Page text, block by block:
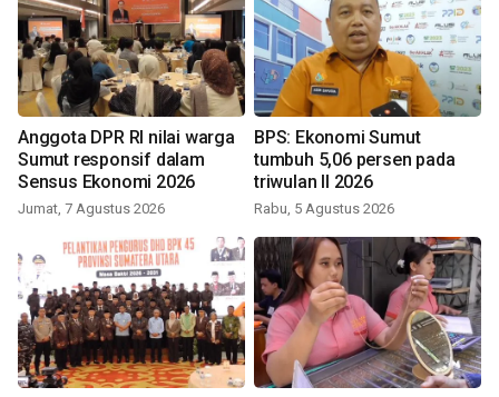
Anggota DPR RI nilai warga
Sumut responsif dalam
Sensus Ekonomi 2026
Jumat, 7 Agustus 2026
BPS: Ekonomi Sumut
tumbuh 5,06 persen pada
triwulan II 2026
Rabu, 5 Agustus 2026